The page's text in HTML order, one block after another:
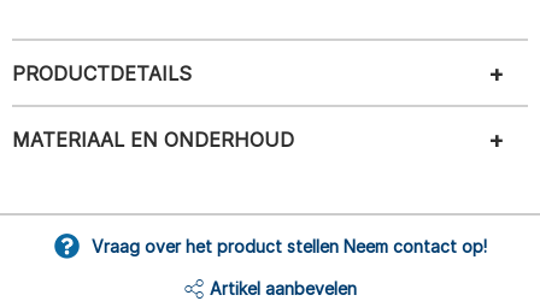
PRODUCTDETAILS
MATERIAAL EN ONDERHOUD
Vraag over het product stellen Neem contact op!
Artikel aanbevelen